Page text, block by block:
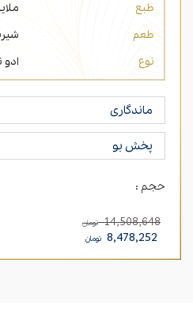
طبع
طعم
نوع
ادو
ماندگاری
پخش بو
حجم :
14,508,648 تومان
8,478,252 تومان